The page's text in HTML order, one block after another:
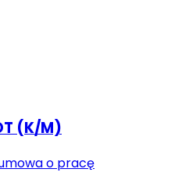
(K/M)
o pracę